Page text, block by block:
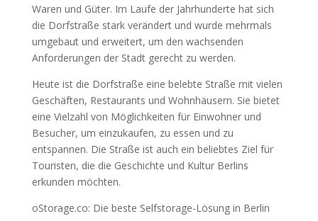
Waren und Güter. Im Laufe der Jahrhunderte hat sich
die Dorfstraße stark verändert und wurde mehrmals
umgebaut und erweitert, um den wachsenden
Anforderungen der Stadt gerecht zu werden.
Heute ist die Dorfstraße eine belebte Straße mit vielen
Geschäften, Restaurants und Wohnhäusern. Sie bietet
eine Vielzahl von Möglichkeiten für Einwohner und
Besucher, um einzukaufen, zu essen und zu
entspannen. Die Straße ist auch ein beliebtes Ziel für
Touristen, die die Geschichte und Kultur Berlins
erkunden möchten.
oStorage.co: Die beste Selfstorage-Lösung in Berlin